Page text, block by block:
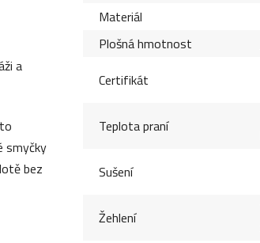
a
smyčky
bez
Materiál
Plošná hmotnost
Certifikát
Teplota praní
Sušení
Žehlení